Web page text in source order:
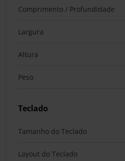
Comprimento / Profundidade
Largura
Altura
Peso
Teclado
Tamanho do Teclado
Layout do Teclado